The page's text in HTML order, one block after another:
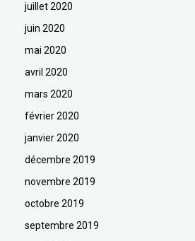
juillet 2020
juin 2020
mai 2020
avril 2020
mars 2020
février 2020
janvier 2020
décembre 2019
novembre 2019
octobre 2019
septembre 2019